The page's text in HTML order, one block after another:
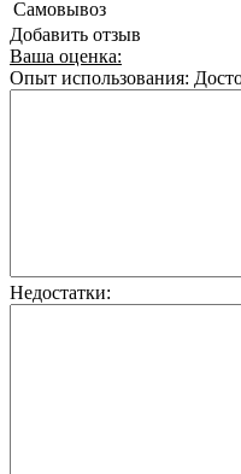
Самовывоз
Добавить отзыв
Ваша оценка:
Опыт использования:
Недостатки: